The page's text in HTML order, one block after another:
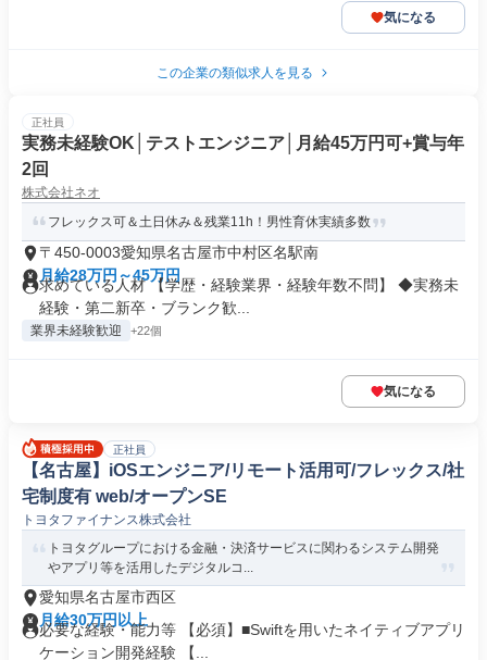
気になる
この企業の類似求人を見る
正社員
実務未経験OK│テストエンジニア│月給45万円可+賞与年
2回
株式会社ネオ
フレックス可＆土日休み＆残業11h！男性育休実績多数
〒450-0003愛知県名古屋市中村区名駅南
月給28万円～45万円
求めている人材 【学歴・経験業界・経験年数不問】 ◆実務未
経験・第二新卒・ブランク歓...
業界未経験歓迎 +22個
気になる
正社員
【名古屋】iOSエンジニア/リモート活用可/フレックス/社
宅制度有 web/オープンSE
トヨタファイナンス株式会社
トヨタグループにおける金融・決済サービスに関わるシステム開発
やアプリ等を活用したデジタルコ...
愛知県名古屋市西区
月給30万円以上
必要な経験・能力等 【必須】■Swiftを用いたネイティブアプリ
ケーション開発経験 【...